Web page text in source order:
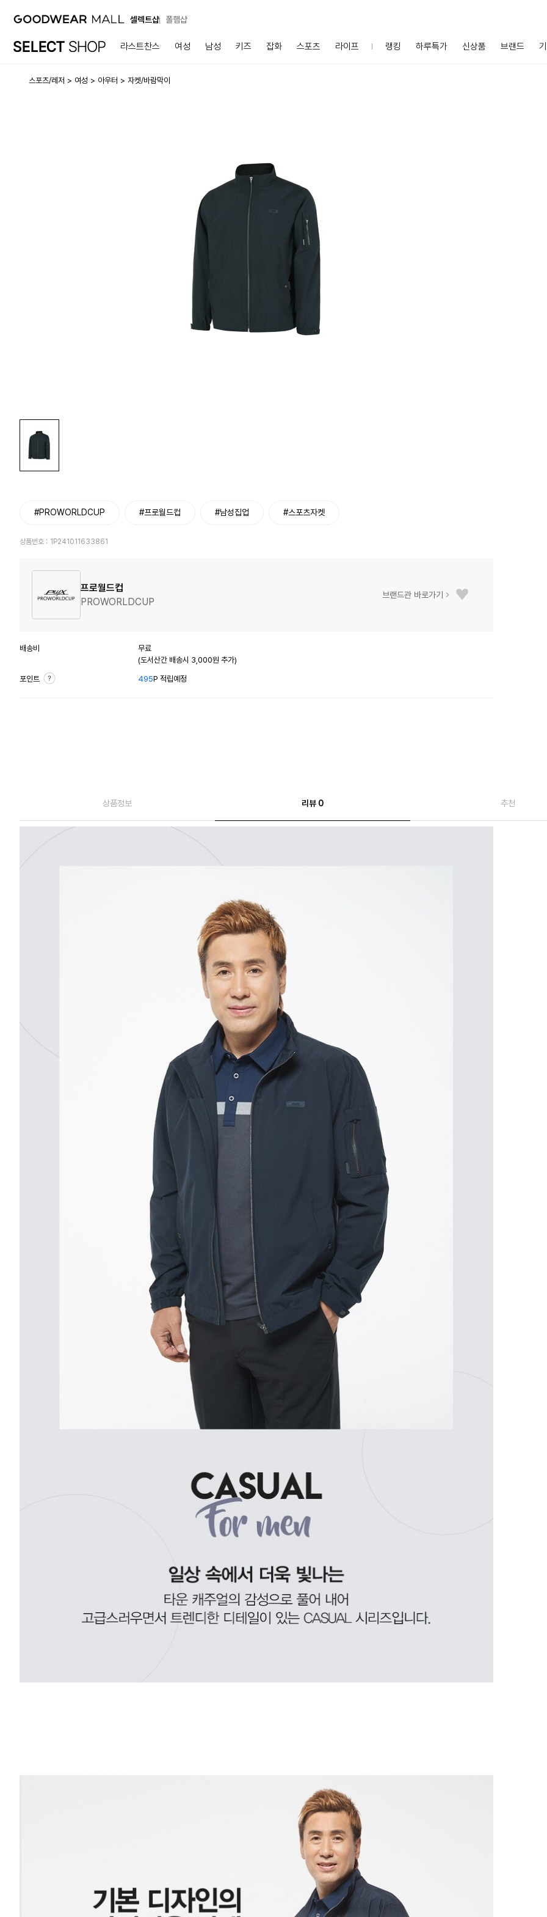
셀렉트샵 폴햄샵
라스트찬스 여성 남성 키즈 잡화 스포츠 라이프 랭킹 하루특가 신상품 브랜드
스포츠/레저 여성 아우터 자켓/바람막이
#PROWORLDCUP #프로월드컵 #남성집업 #스포츠자켓
상품번호 : 1P241011633861
프로월드컵
PROWORLDCUP
브랜드관 바로가기
배송비
무료
(도서산간 배송시 3,000원 추가)
포인트 495P 적립예정
상품정보 리뷰 0 추천